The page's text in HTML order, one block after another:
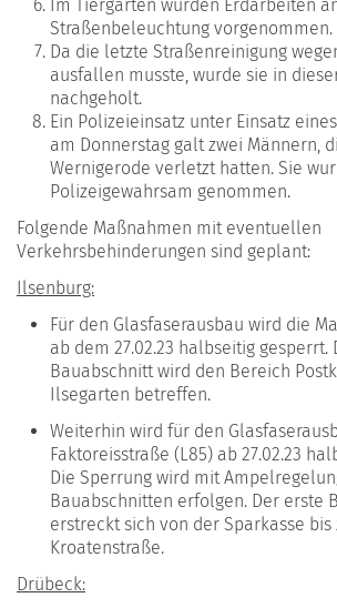
Im Tiergarten wurden Erdarbeiten
Straßenbeleuchtung vorgenommen.
Da die letzte Straßenreinigung
ausfallen musste, wurde sie in
nachgeholt.
Ein Polizeieinsatz unter Einsatz
am Donnerstag galt zwei Männern,
Wernigerode verletzt hatten. Sie
Polizeigewahrsam genommen.
Folgende Maßnahmen mit eventuellen
Verkehrsbehinderungen sind geplant:
Ilsenburg:
Für den Glasfaserausbau wird die
ab dem 27.02.23 halbseitig gesperrt.
Bauabschnitt wird den Bereich
Ilsegarten betreffen.
Weiterhin wird für den
Faktoreisstraße (L85) ab 27.02.23
Die Sperrung wird mit
Bauabschnitten erfolgen. Der erste
erstreckt sich von der Sparkasse
Kroatenstraße.
Drübeck: